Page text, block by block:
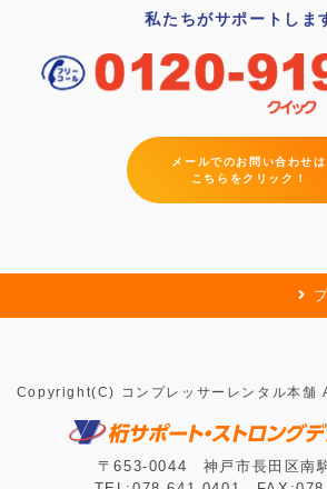
私たちがサポートしま
メールでのお問い合わせは
こちらをクリック！
Copyright(C) コンプレッサーレンタル本
〒653-0044 神戸市長田区南